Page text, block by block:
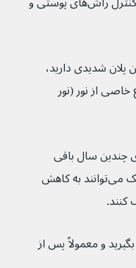
پلان شدیدی دارید،
خاصی از نور (نور
شما می‌تواند برای چندین سال باقی
بماند. دهانشویه‌ها و اسپری‌های پزشک می‌توانند به کاهش
کنند.
بگیرید و معمولاً پس از